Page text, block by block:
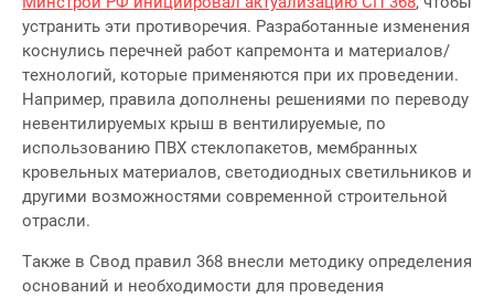
устранить эти противоречия. Разработанные изменения
коснулись перечней работ капремонта и материалов/
технологий, которые применяются при их проведении.
Например, правила дополнены решениями по переводу
невентилируемых крыш в вентилируемые, по
использованию ПВХ стеклопакетов, мембранных
кровельных материалов, светодиодных светильников и
другими возможностями современной строительной
отрасли.
Также в Свод правил 368 внесли методику определения
оснований и необходимости для проведения